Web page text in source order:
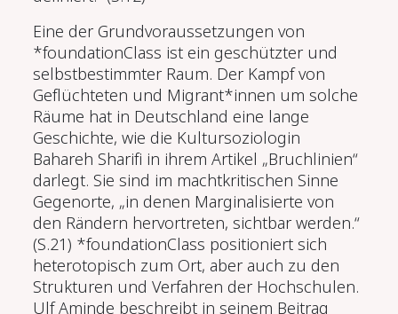
Eine der Grundvoraussetzungen von
*foundationClass ist ein geschützter und
selbstbestimmter Raum. Der Kampf von
Geflüchteten und Migrant*innen um solche
Räume hat in Deutschland eine lange
Geschichte, wie die Kultursoziologin
Bahareh Sharifi in ihrem Artikel „Bruchlinien“
darlegt. Sie sind im machtkritischen Sinne
Gegenorte, „in denen Marginalisierte von
den Rändern hervortreten, sichtbar werden.“
(S.21) *foundationClass positioniert sich
heterotopisch zum Ort, aber auch zu den
Strukturen und Verfahren der Hochschulen.
Ulf Aminde beschreibt in seinem Beitrag